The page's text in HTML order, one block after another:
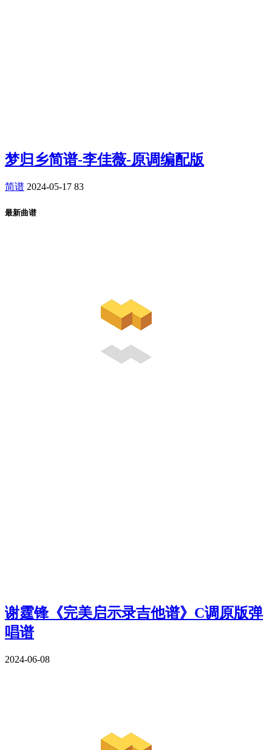
梦归乡简谱-李佳薇-原调编配版
简谱 2024-05-17 83
最新曲谱
谢霆锋《完美启示录吉他谱》C调原版弹
唱谱
2024-06-08